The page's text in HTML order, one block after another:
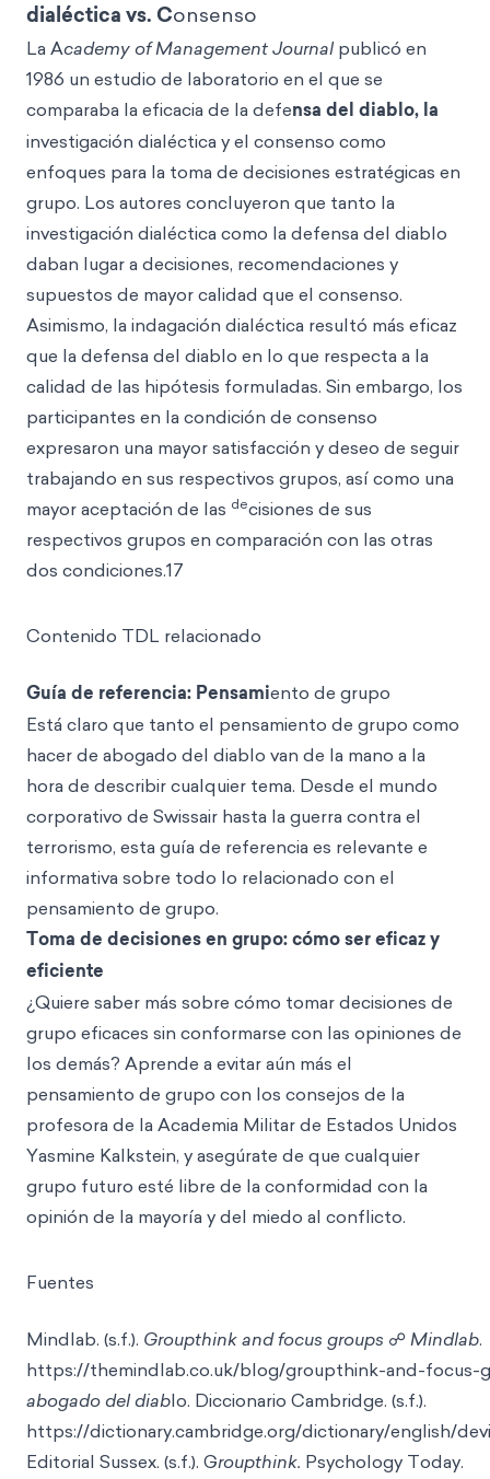
dialéctica vs. Consenso
La Academy of Management Journalpublicó en
1986 un estudio de laboratorio en el que se
comparaba la eficacia de la defensa del diablo, la
investigación dialéctica y el consenso como
enfoques para la toma de decisiones estratégicas en
grupo. Los autores concluyeron que tanto la
investigación dialéctica como la defensa del diablo
daban lugar a decisiones, recomendaciones y
supuestos de mayor calidad que el consenso.
Asimismo, la indagación dialéctica resultó más eficaz
que la defensa del diablo en lo que respecta a la
calidad de las hipótesis formuladas. Sin embargo, los
participantes en la condición de consenso
expresaron una mayor satisfacción y deseo de seguir
trabajando en sus respectivos grupos, así como una
mayor aceptación de las decisiones de sus
respectivos grupos en comparación con las otras
dos condiciones.17
Contenido TDL relacionado
Guía de referencia: Pensamiento de grupo
Está claro que tanto el pensamiento de grupo como
hacer de abogado del diablo van de la mano a la
hora de describir cualquier tema. Desde el mundo
corporativo de Swissair hasta la guerra contra el
terrorismo, esta guía de referencia es relevante e
informativa sobre todo lo relacionado con el
pensamiento de grupo.
Toma de decisiones en grupo: cómo ser eficaz y
eficiente
¿Quiere saber más sobre cómo tomar decisiones de
grupo eficaces sin conformarse con las opiniones de
los demás? Aprende a evitar aún más el
pensamiento de grupo con los consejos de la
profesora de la Academia Militar de Estados Unidos
Yasmine Kalkstein, y asegúrate de que cualquier
grupo futuro esté libre de la conformidad con la
opinión de la mayoría y del miedo al conflicto.
Fuentes
Mindlab. (s.f.). Groupthink and focus groups ☍Mindlab.
https://themindlab.co.uk/blog/groupthink-and-focus-
abogado del diablo. Diccionario Cambridge. (s.f.).
https://dictionary.cambridge.org/dictionary/english/
Editorial Sussex. (s.f.). Groupthink. Psychology Today.